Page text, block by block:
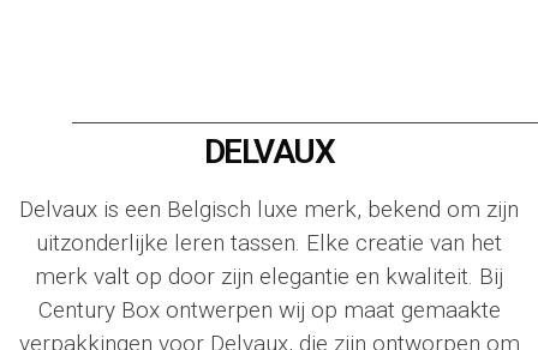
DELVAUX
Delvaux is een Belgisch luxe merk, bekend om zijn
uitzonderlijke leren tassen. Elke creatie van het
merk valt op door zijn elegantie en kwaliteit. Bij
Century Boxontwerpen wij op maat gemaakte
verpakkingen voor Delvaux, die zijn ontworpen om